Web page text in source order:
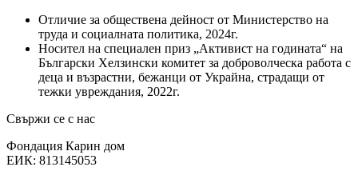
Отличие за обществена дейност от Министерство на
труда и социалната политика, 2024г.
Носител на специален приз „Активист на годината“ на
Български Хелзински комитет за доброволческа работа с
деца и възрастни, бежанци от Украйна, страдащи от
тежки увреждания, 2022г.
Свържи се с нас
Фондация Карин дом
ЕИК: 813145053